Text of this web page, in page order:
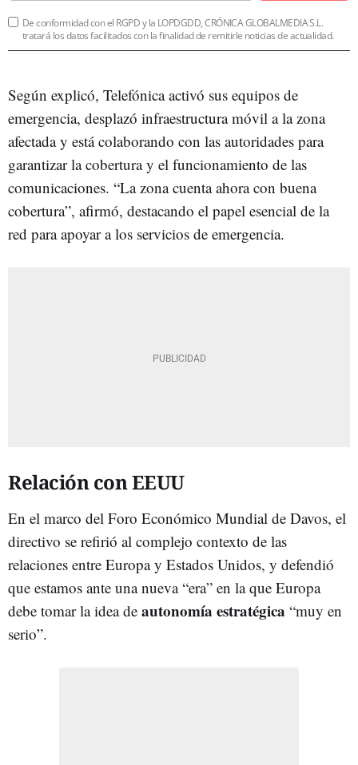
De conformidad con el RGPD y la LOPDGDD, CRÓNICA GLOBALMEDIA S.L.
tratará los datos facilitados con la finalidad de remitirle noticias de actualidad.
Según explicó, Telefónica activó sus equipos de
emergencia, desplazó infraestructura móvil a la zona
afectada y está colaborando con las autoridades para
garantizar la cobertura y el funcionamiento de las
comunicaciones. “La zona cuenta ahora con buena
cobertura”, afirmó, destacando el papel esencial de la
red para apoyar a los servicios de emergencia.
Relación con EEUU
En el marco del Foro Económico Mundial de Davos, el
directivo se refirió al complejo contexto de las
relaciones entre Europa y Estados Unidos, y defendió
que estamos ante una nueva “era” en la que Europa
debe tomar la idea de autonomía estratégica “muy en
serio”.